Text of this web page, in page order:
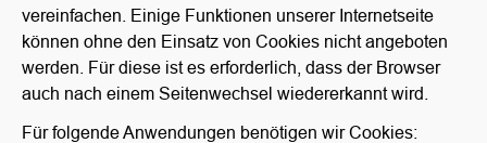
vereinfachen. Einige Funktionen unserer Internetseite
können ohne den Einsatz von Cookies nicht angeboten
werden. Für diese ist es erforderlich, dass der Browser
auch nach einem Seitenwechsel wiedererkannt wird.
Für folgende Anwendungen benötigen wir Cookies: